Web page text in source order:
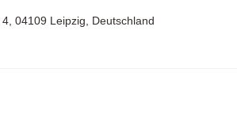
04109 Leipzig, Deutschland